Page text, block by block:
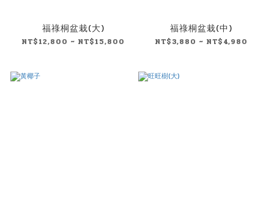
福祿桐盆栽(大)
NT$12,800 ~ NT$15,800
福祿桐盆栽(中)
NT$3,880 ~ NT$4,980